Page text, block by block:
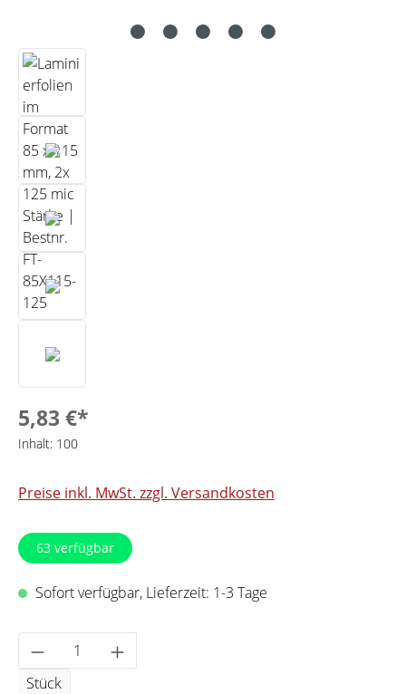
5,83 €*
Inhalt: 100
Preise inkl. MwSt. zzgl. Versandkosten
63 verfügbar
Sofort verfügbar, Lieferzeit: 1-3 Tage
Produkt Anzahl: Gib den gewünschten
Stück